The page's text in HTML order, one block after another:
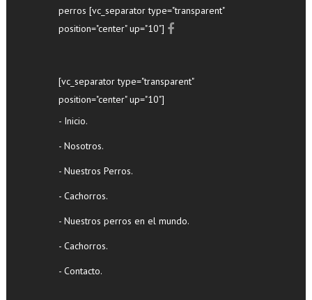
perros [vc_separator type="transparent"
position="center" up="10"]
[vc_separator type="transparent"
position="center" up="10"]
- Inicio.
- Nosotros.
- Nuestros Perros.
- Cachorros.
- Nuestros perros en el mundo.
- Cachorros.
- Contacto.